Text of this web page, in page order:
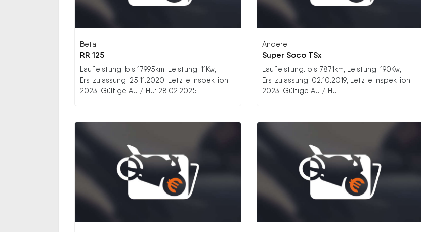
Beta
RR 125
Laufleistung: bis 17995km; Leistung: 11Kw;
Erstzulassung: 25.11.2020; Letzte Inspektion:
2023; Gültige AU / HU: 28.02.2025
Andere
Super Soco TSx
Laufleistung: bis 7871km; Leistung: 190Kw;
Erstzulassung: 02.10.2019; Letzte Inspektion:
2023; Gültige AU / HU: